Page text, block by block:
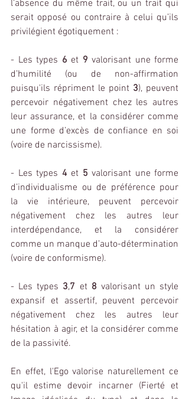
l’absence du même trait, ou un trait qui
serait opposé ou contraire à celui qu’ils
privilégient égotiquement :
- Les types 6 et 9 valorisant une forme
d’humilité (ou de non-affirmation
puisqu'ils répriment le point 3), peuvent
percevoir négativement chez les autres
leur assurance, et la considérer comme
une forme d’excès de confiance en soi
(voire de narcissisme).
- Les types 4 et 5 valorisant une forme
d’individualisme ou de préférence pour
la vie intérieure, peuvent percevoir
négativement chez les autres leur
interdépendance, et la considérer
comme un manque d’auto-détermination
(voire de conformisme).
- Les types 3,7 et 8 valorisant un style
expansif et assertif, peuvent percevoir
négativement chez les autres leur
hésitation à agir, et la considérer comme
de la passivité.
En effet, l'Ego valorise naturellement ce
qu'il estime devoir incarner (Fierté et